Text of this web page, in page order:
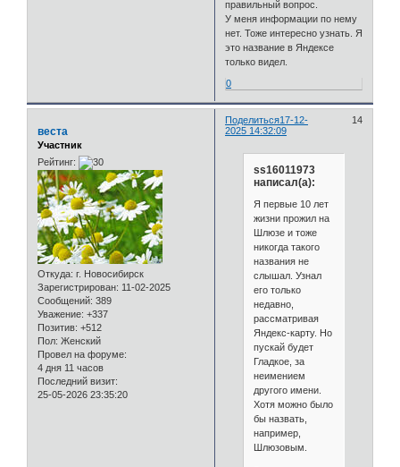
правильный вопрос.
У меня информации по нему
нет. Тоже интересно узнать. Я
это название в Яндексе
только видел.
0
Поделиться 14
17-12-
2025 14:32:09
веста
Участник
Рейтинг:
Откуда: г. Новосибирск
Зарегистрирован: 11-02-2025
Сообщений: 389
Уважение: +337
Позитив: +512
Пол: Женский
Провел на форуме:
4 дня 11 часов
Последний визит:
25-05-2026 23:35:20
ss16011973
написал(а):
Я первые 10 лет
жизни прожил на
Шлюзе и тоже
никогда такого
названия не
слышал. Узнал
его только
недавно,
рассматривая
Яндекс-карту. Но
пускай будет
Гладкое, за
неимением
другого имени.
Хотя можно было
бы назвать,
например,
Шлюзовым.